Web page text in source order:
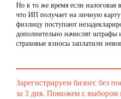
Но в то же время если налоговая
что ИП получает на личную
физлицу поступают
дополнительно начислят
страховые взносы заплатили
Зарегистрируем бизнес без
за 3 дня. Поможем с выбором